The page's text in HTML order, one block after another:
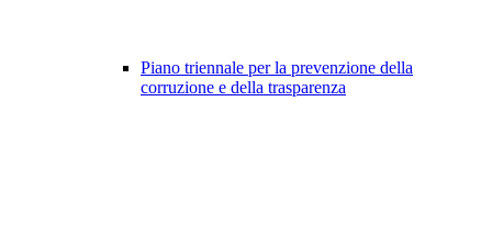
Piano triennale per la prevenzione della
corruzione e della trasparenza